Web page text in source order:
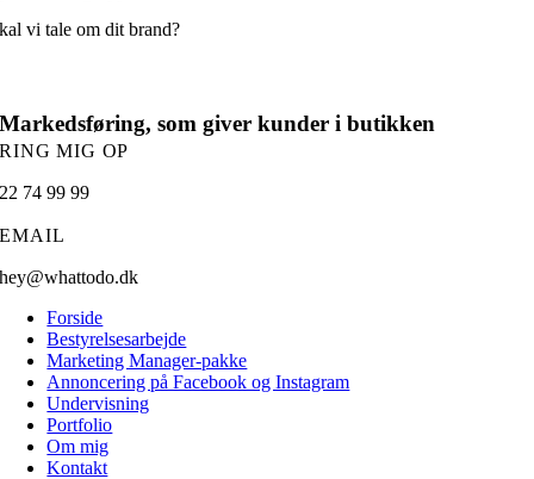
vi tale om dit brand?
Markedsføring, som giver kunder i butikken
RING MIG OP
22 74 99 99
EMAIL
hey@whattodo.dk
Forside
Bestyrelsesarbejde
Marketing Manager-pakke
Annoncering på Facebook og Instagram
Undervisning
Portfolio
Om mig
Kontakt